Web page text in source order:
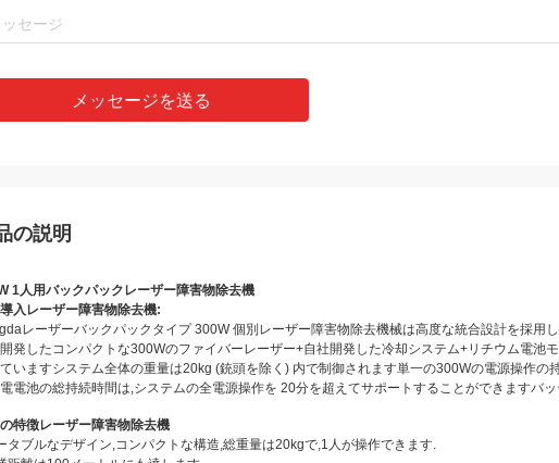
メッセージを送る
の説明
1人用バックパックレーザー障害物除去機
入 レーザー障害物除去機:
レーザーバックパックタイプ 300W 個別レーザー障害物除去機械は高度な統合設計を採用
発したコンパクトな300Wのファイバーレーザー+自社開発した冷却システム+リチウム電池
いますシステム全体の重量は20kg (銃頭を除く) 内で制御されます単一の300Wの電源操作
電池の総持続時間は,システムの全電源操作を 20分を超えてサポートすることができますバ
特徴レーザー障害物除去機
タブルなデザイン,コンパクトな構造,総重量は20kgで,1人が操作できます.